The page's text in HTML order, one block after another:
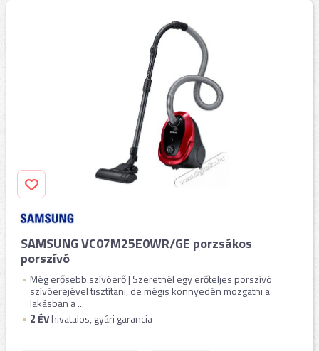
SAMSUNG VC07M25E0WR/GE porzsákos
porszívó
Még erősebb szívóerő | Szeretnél egy erőteljes porszívó
szívóerejével tisztítani, de mégis könnyedén mozgatni a
lakásban a ...
2 ÉVhivatalos, gyári garancia